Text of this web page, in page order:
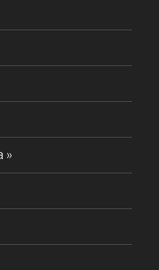
»